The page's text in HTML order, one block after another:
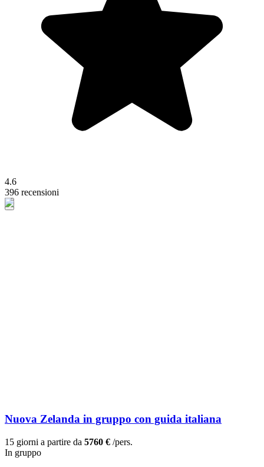
4.6
396 recensioni
Nuova Zelanda in gruppo con guida italiana
15 giorni a partire da 5760 € /pers.
In gruppo